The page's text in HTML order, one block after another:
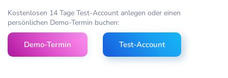
Kostenlosen 14 Tage Test-Account anlegen oder einen
persönlichen Demo-Termin buchen:
Demo-Termin Test-Account